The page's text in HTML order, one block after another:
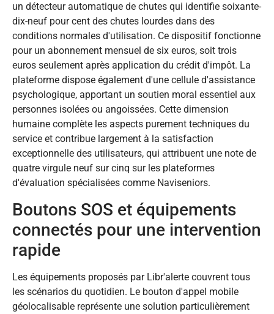
un détecteur automatique de chutes qui identifie soixante-
dix-neuf pour cent des chutes lourdes dans des
conditions normales d'utilisation. Ce dispositif fonctionne
pour un abonnement mensuel de six euros, soit trois
euros seulement après application du crédit d'impôt. La
plateforme dispose également d'une cellule d'assistance
psychologique, apportant un soutien moral essentiel aux
personnes isolées ou angoissées. Cette dimension
humaine complète les aspects purement techniques du
service et contribue largement à la satisfaction
exceptionnelle des utilisateurs, qui attribuent une note de
quatre virgule neuf sur cinq sur les plateformes
d'évaluation spécialisées comme Naviseniors.
Boutons SOS et équipements
connectés pour une intervention
rapide
Les équipements proposés par Libr'alerte couvrent tous
les scénarios du quotidien. Le bouton d'appel mobile
géolocalisable représente une solution particulièrement